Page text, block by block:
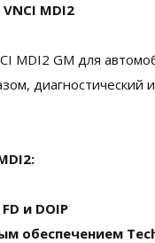
MDI2
MDI2 GM для
диагностический
и DOIP
обеспечением